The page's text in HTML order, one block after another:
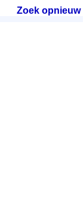
Zoek opnieuw.